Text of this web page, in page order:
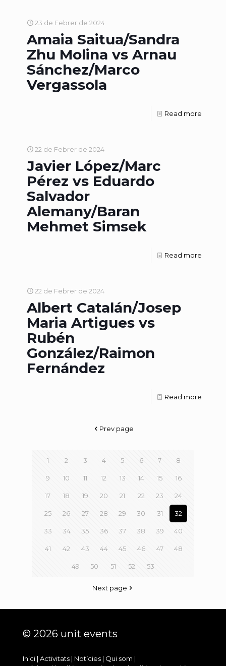
23 de Febrer de 2024
Amaia Saitua/Sandra
Zhu Molina vs Arnau
Sánchez/Marco
Vergassola
Read more
22 de Febrer de 2024
Javier López/Marc
Pérez vs Eduardo
Salvador
Alemany/Baran
Mehmet Simsek
Read more
22 de Febrer de 2024
Albert Catalán/Josep
Maria Artigues vs
Rubén
González/Raimon
Fernández
Read more
Prev page
1 2 3 4 5 6 7 8
9 10 11 12 13 14 15 16
17 18 19 20 21 22 23 24
25 26 27 28 29 30 31 32
33 34 35 36 37 38 39 40
41 42 43 44 45 46 47 48
49 50 51 52 53
Next page
© 2026 unit events
Inici | Activitats | Notícies | Qui som |